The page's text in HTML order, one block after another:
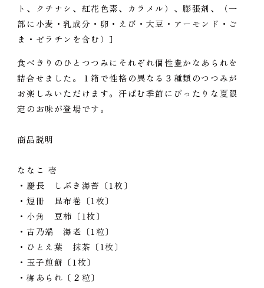
ト、クチナシ、紅花色素、カラメル）、膨張剤、（一
部に小麦・乳成分・卵・えび・大豆・アーモンド・ご
ま・ゼラチンを含む）］
食べきりのひとつつみにそれぞれ個性豊かなあられを
詰合せました。１箱で性格の異なる３種類のつつみが
お楽しみいただけます。汗ばむ季節にぴったりな夏限
定のお味が登場です。
商品説明
ななこ 壱
・慶長 しぶき海苔〔1枚〕
・短冊 昆布巻〔1枚〕
・小角 豆柿〔1枚〕
・古乃端 海老〔1粒〕
・ひとえ葉 抹茶〔1枚〕
・玉子煎餅〔1枚〕
・梅あられ〔２粒〕